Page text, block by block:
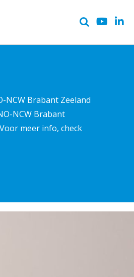
NCW Brabant Zeeland
NCW Brabant
meer info, check